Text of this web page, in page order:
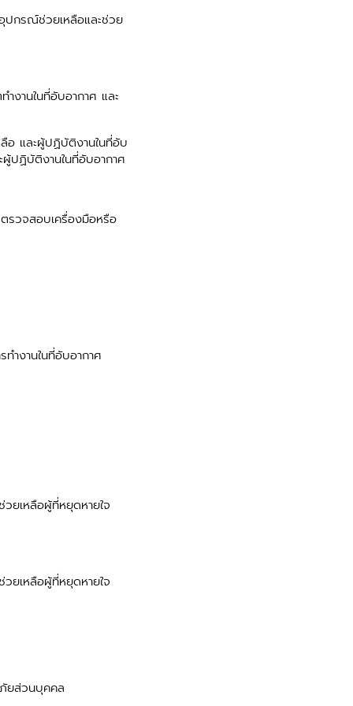
ปกรณ์ช่วยเหลือและช่วย
งานในที่อับอากาศ และ
และผู้ปฏิบัติงานในที่อับ
ปฏิบัติงานในที่อับอากาศ
รวจสอบเครื่องมือหรือ
ำงานในที่อับอากาศ
ยเหลือผู้ที่หยุดหายใจ
ยเหลือผู้ที่หยุดหายใจ
ยส่วนบุคคล